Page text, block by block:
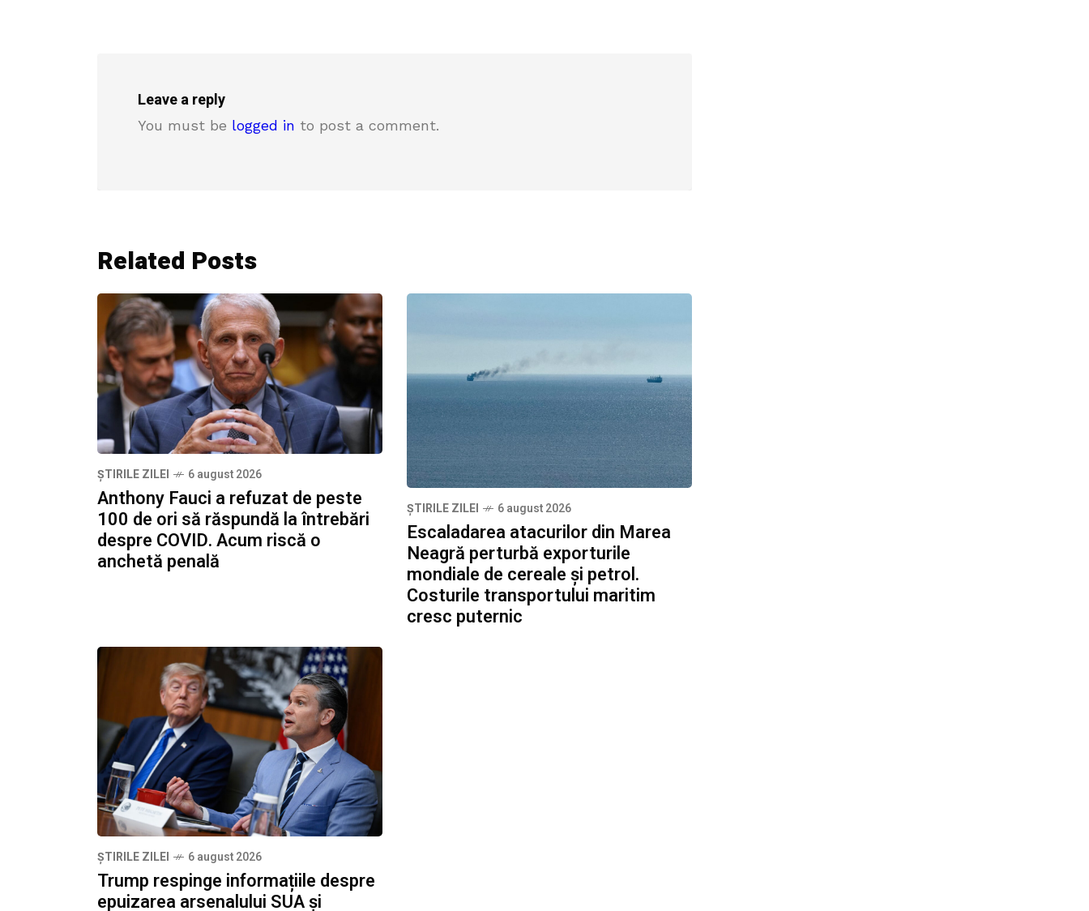
Leave a reply
You must be logged in to post a comment.
Related Posts
ȘTIRILE ZILEI 6 august 2026
Anthony Fauci a refuzat de peste
100 de ori să răspundă la întrebări
despre COVID. Acum riscă o
anchetă penală
ȘTIRILE ZILEI 6 august 2026
Escaladarea atacurilor din Marea
Neagră perturbă exporturile
mondiale de cereale și petrol.
Costurile transportului maritim
cresc puternic
ȘTIRILE ZILEI 6 august 2026
Trump respinge informațiile despre
epuizarea arsenalului SUA și